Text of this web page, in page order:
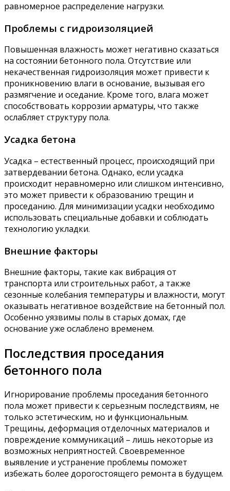
равномерное распределение нагрузки.
Проблемы с гидроизоляцией
Повышенная влажность может негативно сказаться
на состоянии бетонного пола. Отсутствие или
некачественная гидроизоляция может привести к
проникновению влаги в основание, вызывая его
размягчение и оседание. Кроме того, влага может
способствовать коррозии арматуры, что также
ослабляет структуру пола.
Усадка бетона
Усадка – естественный процесс, происходящий при
затвердевании бетона. Однако, если усадка
происходит неравномерно или слишком интенсивно,
это может привести к образованию трещин и
проседанию. Для минимизации усадки необходимо
использовать специальные добавки и соблюдать
технологию укладки.
Внешние факторы
Внешние факторы, такие как вибрация от
транспорта или строительных работ, а также
сезонные колебания температуры и влажности, могут
оказывать негативное воздействие на бетонный пол.
Особенно уязвимы полы в старых домах, где
основание уже ослаблено временем.
Последствия проседания
бетонного пола
Игнорирование проблемы проседания бетонного
пола может привести к серьезным последствиям, не
только эстетическим, но и функциональным.
Трещины, деформация отделочных материалов и
повреждение коммуникаций – лишь некоторые из
возможных неприятностей. Своевременное
выявление и устранение проблемы поможет
избежать более дорогостоящего ремонта в будущем.